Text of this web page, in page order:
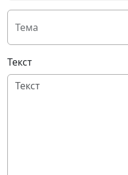
Тема
Текст